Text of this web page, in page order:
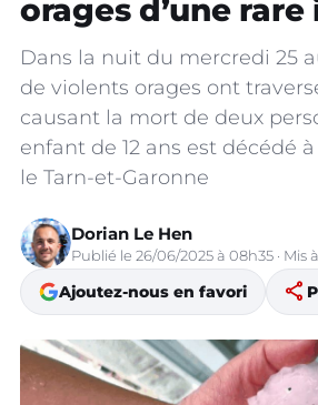
orages d’une
Dans la nuit du mercredi 25
de violents orages ont
causant la mort de deux
enfant de 12 ans est décédé
le Tarn-et-Garonne
Dorian Le Hen
Publié le 26/06/2025 à 08h35 · Mis
Ajoutez-nous en favori share